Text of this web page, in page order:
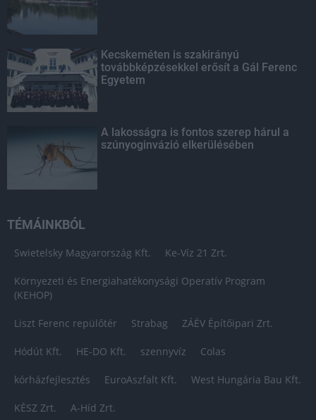
Kecskeméten is szakirányú
továbbképzésekkel erősít a Gál Ferenc
Egyetem
A lakosságra is fontos szerep hárul a
szúnyoginvázió elkerülésében
TÉMÁINKBÓL
Swietelsky Magyarország Kft. Ke-Víz 21 Zrt.
Környezeti és Energiahatékonysági Operatív Program
(KEHOP)
Liszt Ferenc repülőtér Strabag ZÁÉV Építőipari Zrt.
Hódút Kft. HE-DO Kft. szennyvíz Colas
kórházfejlesztés EuroAszfalt Kft. West Hungária Bau Kft.
KÉSZ Zrt. A-Híd Zrt.